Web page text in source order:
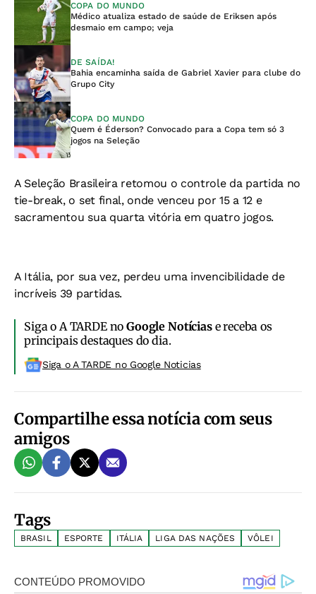
COPA DO MUNDO
Médico atualiza estado de saúde de Eriksen após
desmaio em campo; veja
DE SAÍDA!
Bahia encaminha saída de Gabriel Xavier para clube do
Grupo City
COPA DO MUNDO
Quem é Éderson? Convocado para a Copa tem só 3
jogos na Seleção
A Seleção Brasileira retomou o controle da partida no
tie-break, o set final, onde venceu por 15 a 12 e
sacramentou sua quarta vitória em quatro jogos.
A Itália, por sua vez, perdeu uma invencibilidade de
incríveis 39 partidas.
Siga o A TARDE noGoogle Notíciase receba os
principais destaques do dia.
Siga o A TARDE no Google Noticias
Compartilhe essa notícia com seus
amigos
Tags
BRASIL ESPORTE ITÁLIA LIGA DAS NAÇÕES VÔLEI